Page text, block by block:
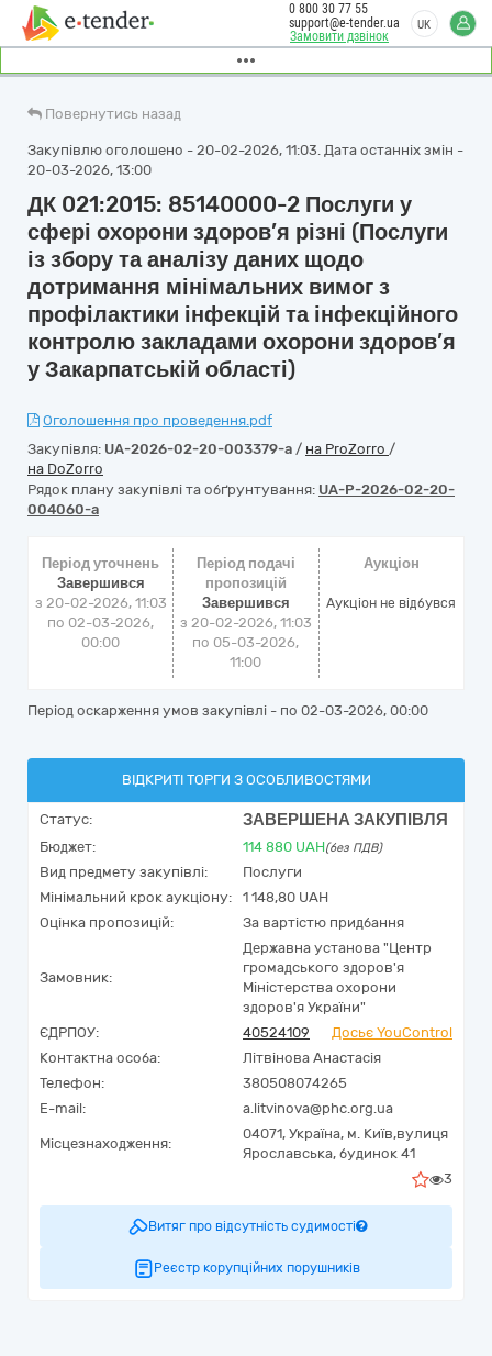
Замовити дзвінок
0 800 30 77 55
support@e-tender.ua
UK
Повернутись назад
Закупівлю оголошено - 20-02-2026, 11:03. Дата останніх змін -
20-03-2026, 13:00
ДК 021:2015: 85140000-2 Послуги у
сфері охорони здоров’я різні (Послуги
із збору та аналізу даних щодо
дотримання мінімальних вимог з
профілактики інфекцій та інфекційного
контролю закладами охорони здоров’я
у Закарпатській області)
Оголошення про проведення.pdf
Закупівля: UA-2026-02-20-003379-a / на ProZorro /
на DoZorro
Рядок плану закупівлі та обґрунтування: UA-P-2026-02-20-
004060-a
Період уточнень
Завершився
з 20-02-2026, 11:03
по 02-03-2026,
00:00
Період подачі
пропозицій
Завершився
з 20-02-2026, 11:03
по 05-03-2026,
11:00
Аукціон
Аукціон не відбувся
Період оскарження умов закупівлі - по 02-03-2026, 00:00
ВІДКРИТІ ТОРГИ З ОСОБЛИВОСТЯМИ
Статус: ЗАВЕРШЕНА ЗАКУПІВЛЯ
Бюджет: 114 880 UAH(без ПДВ)
Вид предмету закупівлі:
Послуги
Мінімальний крок аукціону:
1 148,80 UAH
Оцінка пропозицій:
За вартістю придбання
Замовник:
Державна установа "Центр
громадського здоров'я
Міністерства охорони
здоров'я України"
ЄДРПОУ:
40524109
Досьє YouControl
Контактна особа:
Літвінова Анастасія
Телефон:
380508074265
E-mail:
a.litvinova@phc.org.ua
Місцезнаходження:
04071, Україна, м. Київ,вулиця
Ярославська, будинок 41
3
Витяг про відсутність судимості
Реєстр корупційних порушників